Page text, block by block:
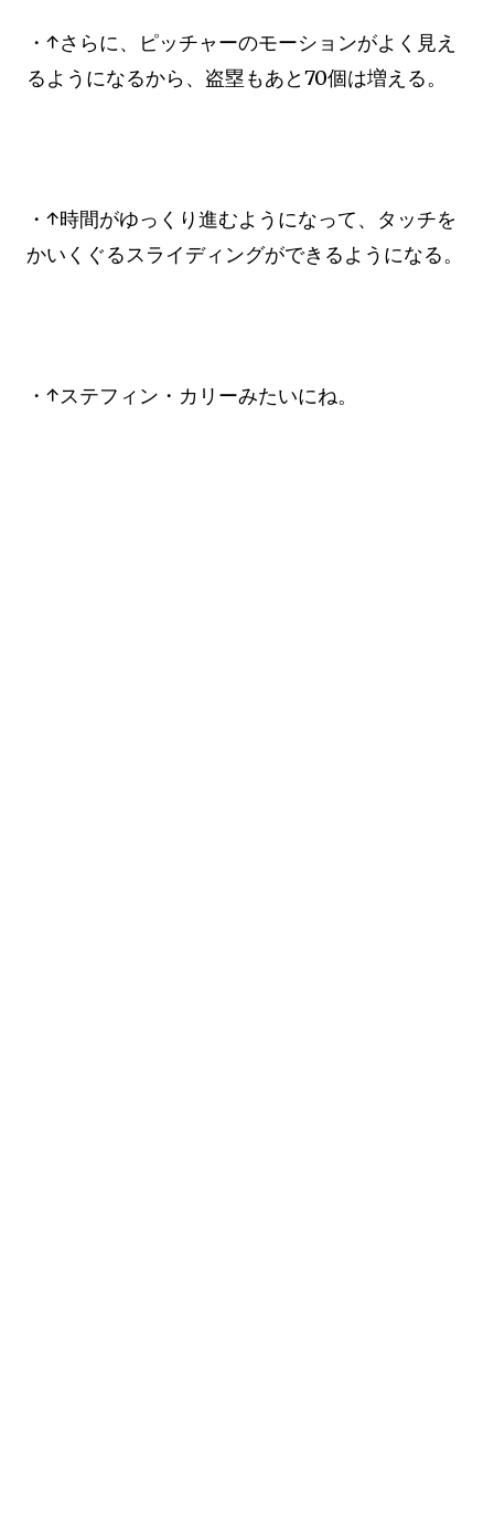
・↑さらに、ピッチャーのモーションがよく見え
るようになるから、盗塁もあと70個は増える。
・↑時間がゆっくり進むようになって、タッチを
かいくぐるスライディングができるようになる。
・↑ステフィン・カリーみたいにね。